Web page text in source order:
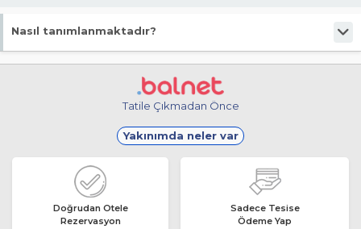
Nasıl tanımlanmaktadır?
Tesis Pansiyon statüsündedir.
Tatile Çıkmadan Önce
Yakınımda neler var
Doğrudan Otele
Rezervasyon
Sadece Tesise
Ödeme Yap